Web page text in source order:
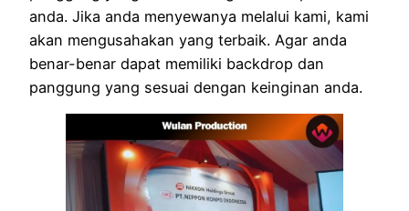
anda. Jika anda menyewanya melalui kami, kami
akan mengusahakan yang terbaik. Agar anda
benar-benar dapat memiliki backdrop dan
panggung yang sesuai dengan keinginan anda.